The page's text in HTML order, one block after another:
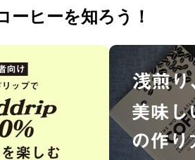
ーヒーを知ろう！